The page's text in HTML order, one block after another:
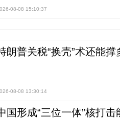
08-08 15:10:37
朗普关税“换壳”术还能
08-08 13:30:14
国形成“三位一体”核打